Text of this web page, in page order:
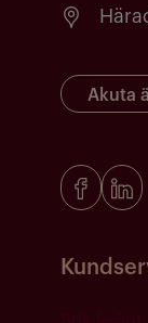
Akuta